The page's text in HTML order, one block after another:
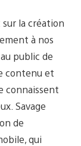
la création
à nos
public de
contenu et
connaissent
Savage
de
qui